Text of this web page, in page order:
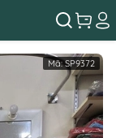
Mã:SP9372